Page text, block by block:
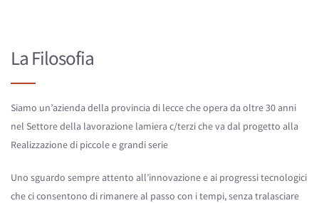
La Filosofia
Siamo un’azienda della provincia di lecce che opera da oltre 30 anni
nel Settore della lavorazione lamiera c/terzi che va dal progetto alla
Realizzazione di piccole e grandi serie
Uno sguardo sempre attento all’innovazione e ai progressi tecnologici
che ci consentono di rimanere al passo con i tempi, senza tralasciare